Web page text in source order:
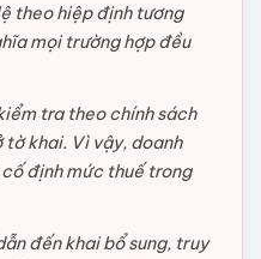
theo hiệp định tương
mọi trường hợp đều
tra theo chính sách
khai. Vì vậy, doanh
định mức thuế trong
đến khai bổ sung, truy